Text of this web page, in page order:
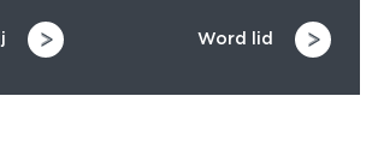
Word lid